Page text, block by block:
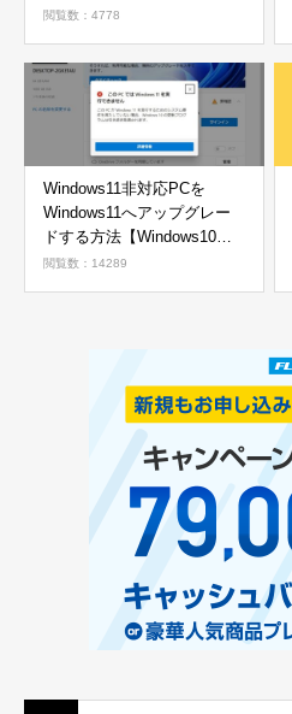
閲覧数：4778
Windows11非対応PCを
Windows11へアップグレー
ドする方法【Windows10か
ら11へ】
閲覧数：14289